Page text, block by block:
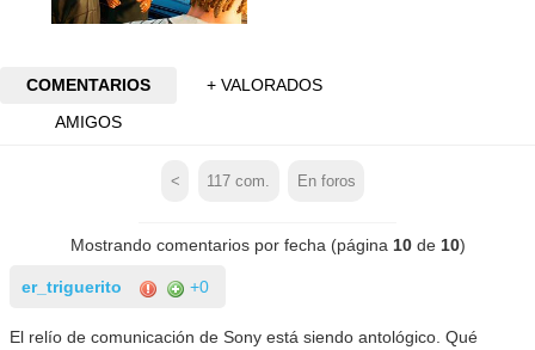
COMENTARIOS
+ VALORADOS
AMIGOS
< 117 com. En foros
Mostrando comentarios por fecha (página 10de 10)
er_triguerito +0
El relío de comunicación de Sony está siendo antológico. Qué